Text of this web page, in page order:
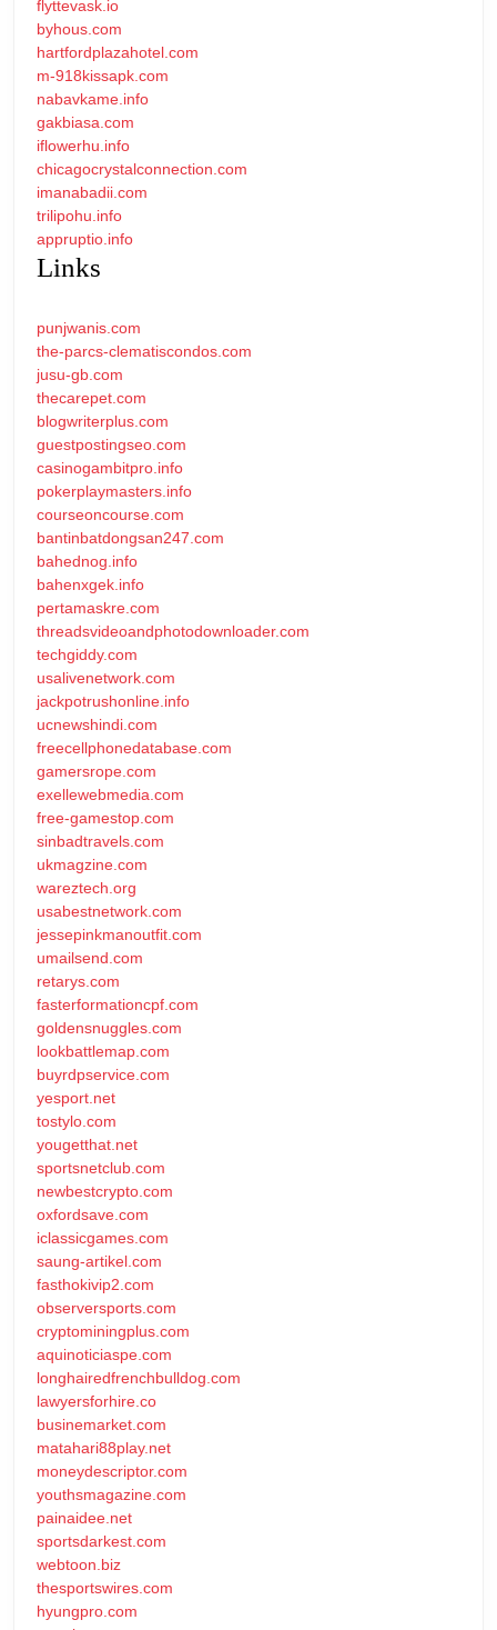
flyttevask.io
byhous.com
hartfordplazahotel.com
m-918kissapk.com
nabavkame.info
gakbiasa.com
iflowerhu.info
chicagocrystalconnection.com
imanabadii.com
trilipohu.info
appruptio.info
Links
punjwanis.com
the-parcs-clematiscondos.com
jusu-gb.com
thecarepet.com
blogwriterplus.com
guestpostingseo.com
casinogambitpro.info
pokerplaymasters.info
courseoncourse.com
bantinbatdongsan247.com
bahednog.info
bahenxgek.info
pertamaskre.com
threadsvideoandphotodownloader.com
techgiddy.com
usalivenetwork.com
jackpotrushonline.info
ucnewshindi.com
freecellphonedatabase.com
gamersrope.com
exellewebmedia.com
free-gamestop.com
sinbadtravels.com
ukmagzine.com
wareztech.org
usabestnetwork.com
jessepinkmanoutfit.com
umailsend.com
retarys.com
fasterformationcpf.com
goldensnuggles.com
lookbattlemap.com
buyrdpservice.com
yesport.net
tostylo.com
yougetthat.net
sportsnetclub.com
newbestcrypto.com
oxfordsave.com
iclassicgames.com
saung-artikel.com
fasthokivip2.com
observersports.com
cryptominingplus.com
aquinoticiaspe.com
longhairedfrenchbulldog.com
lawyersforhire.co
businemarket.com
matahari88play.net
moneydescriptor.com
youthsmagazine.com
painaidee.net
sportsdarkest.com
webtoon.biz
thesportswires.com
hyungpro.com